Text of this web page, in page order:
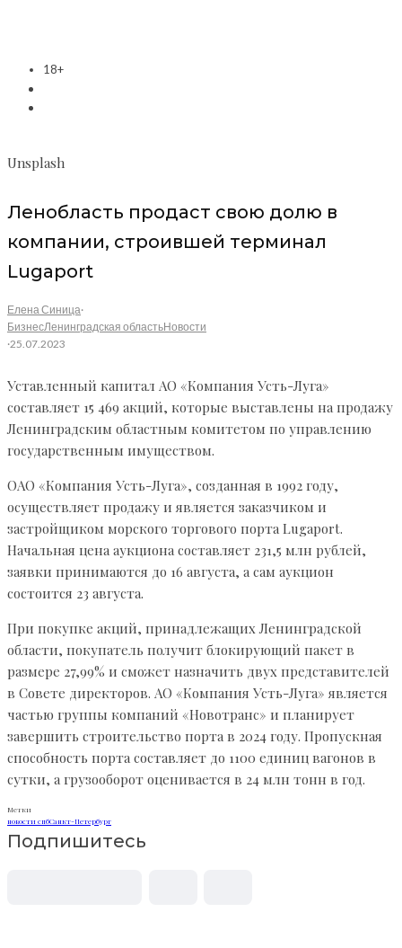
18+
Unsplash
Ленобласть продаст свою долю в
компании, строившей терминал
Lugaport
Елена Синица·
БизнесЛенинградская областьНовости
·25.07.2023
Уставленный капитал АО «Компания Усть-Луга»
составляет 15 469 акций, которые выставлены на продажу
Ленинградским областным комитетом по управлению
государственным имуществом.
ОАО «Компания Усть-Луга», созданная в 1992 году,
осуществляет продажу и является заказчиком и
застройщиком морского торгового порта Lugaport.
Начальная цена аукциона составляет 231,5 млн рублей,
заявки принимаются до 16 августа, а сам аукцион
состоится 23 августа.
При покупке акций, принадлежащих Ленинградской
области, покупатель получит блокирующий пакет в
размере 27,99% и сможет назначить двух представителей
в Совете директоров. АО «Компания Усть-Луга» является
частью группы компаний «Новотранс» и планирует
завершить строительство порта в 2024 году. Пропускная
способность порта составляет до 1100 единиц вагонов в
сутки, а грузооборот оценивается в 24 млн тонн в год.
Метки
новости спбСанкт-Петербург
Подпишитесь